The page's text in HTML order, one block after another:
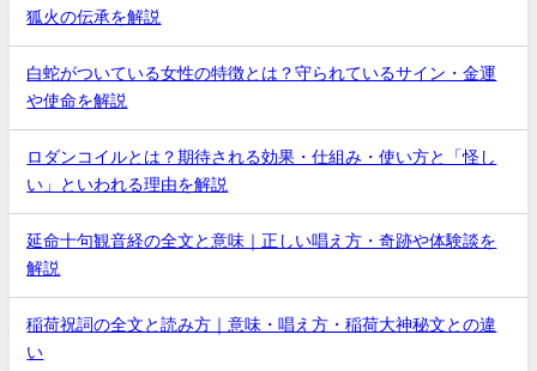
狐火の伝承を解説
白蛇がついている女性の特徴とは？守られているサイン・金運
や使命を解説
ロダンコイルとは？期待される効果・仕組み・使い方と「怪し
い」といわれる理由を解説
延命十句観音経の全文と意味｜正しい唱え方・奇跡や体験談を
解説
稲荷祝詞の全文と読み方｜意味・唱え方・稲荷大神秘文との違
い